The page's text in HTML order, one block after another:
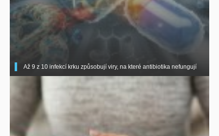
Až 9 z 10 infekcí krku způsobují viry, na které antibiotika nefungují